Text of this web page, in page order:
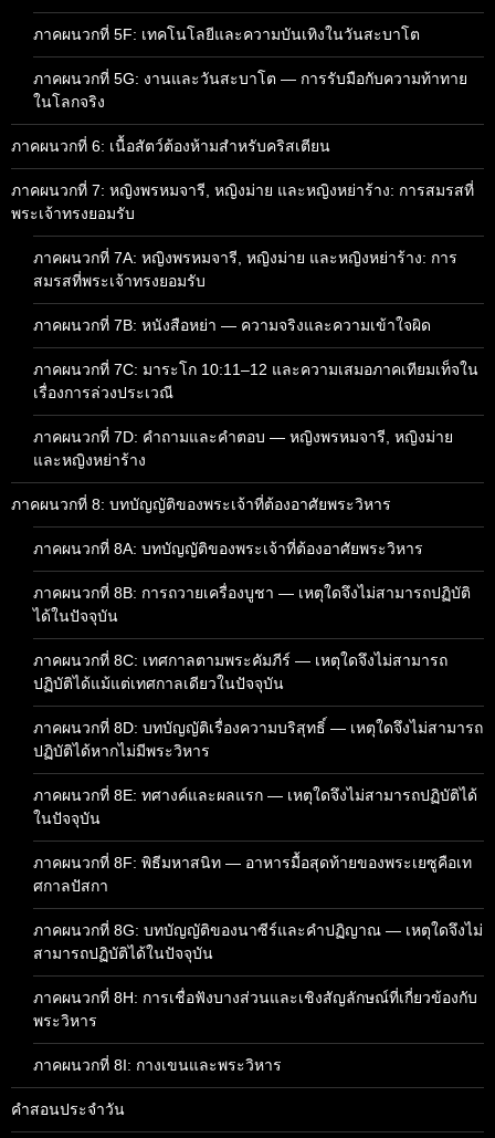
ภาคผนวกที่ 5F: เทคโนโลยีและความบันเทิงในวันสะบาโต
ภาคผนวกที่ 5G: งานและวันสะบาโต — การรับมือกับความท้าทาย
ในโลกจริง
ภาคผนวกที่ 6: เนื้อสัตว์ต้องห้ามสำหรับคริสเตียน
ภาคผนวกที่ 7: หญิงพรหมจารี, หญิงม่าย และหญิงหย่าร้าง: การสมรสที่
พระเจ้าทรงยอมรับ
ภาคผนวกที่ 7A: หญิงพรหมจารี, หญิงม่าย และหญิงหย่าร้าง: การ
สมรสที่พระเจ้าทรงยอมรับ
ภาคผนวกที่ 7B: หนังสือหย่า — ความจริงและความเข้าใจผิด
ภาคผนวกที่ 7C: มาระโก 10:11–12 และความเสมอภาคเทียมเท็จใน
เรื่องการล่วงประเวณี
ภาคผนวกที่ 7D: คำถามและคำตอบ — หญิงพรหมจารี, หญิงม่าย
และหญิงหย่าร้าง
ภาคผนวกที่ 8: บทบัญญัติของพระเจ้าที่ต้องอาศัยพระวิหาร
ภาคผนวกที่ 8A: บทบัญญัติของพระเจ้าที่ต้องอาศัยพระวิหาร
ภาคผนวกที่ 8B: การถวายเครื่องบูชา — เหตุใดจึงไม่สามารถปฏิบัติ
ได้ในปัจจุบัน
ภาคผนวกที่ 8C: เทศกาลตามพระคัมภีร์ — เหตุใดจึงไม่สามารถ
ปฏิบัติได้แม้แต่เทศกาลเดียวในปัจจุบัน
ภาคผนวกที่ 8D: บทบัญญัติเรื่องความบริสุทธิ์ — เหตุใดจึงไม่สามารถ
ปฏิบัติได้หากไม่มีพระวิหาร
ภาคผนวกที่ 8E: ทศางค์และผลแรก — เหตุใดจึงไม่สามารถปฏิบัติได้
ในปัจจุบัน
ภาคผนวกที่ 8F: พิธีมหาสนิท — อาหารมื้อสุดท้ายของพระเยซูคือเท
ศกาลปัสกา
ภาคผนวกที่ 8G: บทบัญญัติของนาซีร์และคำปฏิญาณ — เหตุใดจึงไม่
สามารถปฏิบัติได้ในปัจจุบัน
ภาคผนวกที่ 8H: การเชื่อฟังบางส่วนและเชิงสัญลักษณ์ที่เกี่ยวข้องกับ
พระวิหาร
ภาคผนวกที่ 8I: กางเขนและพระวิหาร
คำสอนประจำวัน